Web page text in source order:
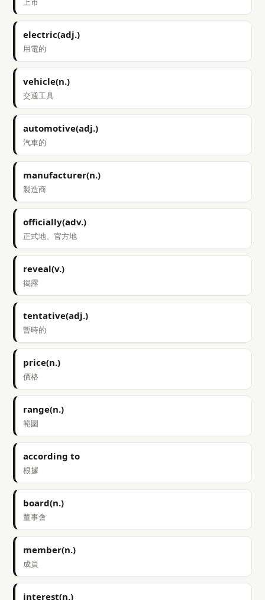
electric(adj.)
用電的
vehicle(n.)
交通工具
automotive(adj.)
汽車的
manufacturer(n.)
製造商
officially(adv.)
正式地、官方地
reveal(v.)
揭露
tentative(adj.)
暫時的
price(n.)
價格
range(n.)
範圍
according to
根據
board(n.)
董事會
member(n.)
成員
interest(n.)